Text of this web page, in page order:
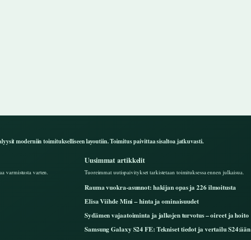
moderniin toimitukselliseen layoutiin. Toimitus paivittaa sisaltoa jatkuvasti.
varmistusta varten.
Uusimmat artikkelit
Tuoreimmat uutispaivitykset tarkistetaan toimituksessa ennen julkaisua.
Rauma vuokra-asunnot: hakijan opas ja 226 ilmoitusta
Elisa Viihde Mini – hinta ja ominaisuudet
Sydämen vajaatoiminta ja jalkojen turvotus – oireet ja hoito
Samsung Galaxy S24 FE: Tekniset tiedot ja vertailu S24:ään